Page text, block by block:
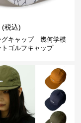
(税込)
グキャップ 幾何学模
ゴルフキャップ